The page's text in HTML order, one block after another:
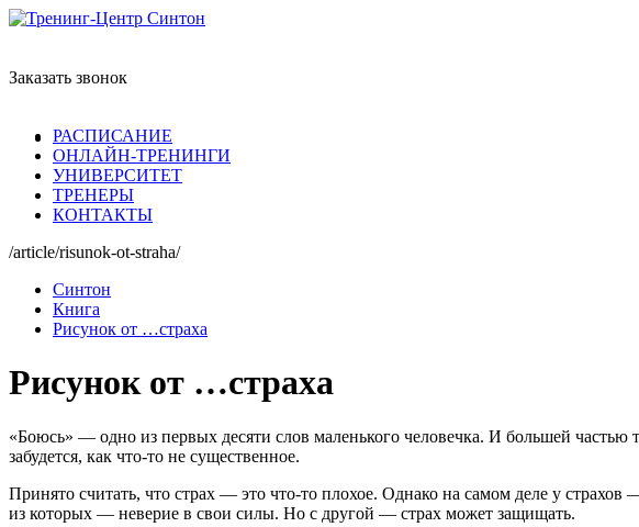
Заказать звонок
РАСПИСАНИЕ
ОНЛАЙН-ТРЕНИНГИ
УНИВЕРСИТЕТ
ТРЕНЕРЫ
КОНТАКТЫ
/article/risunok-ot-straha/
Синтон
Книга
Рисунок от …страха
Рисунок от …страха
«Боюсь» — одно из первых десяти слов маленького человечка. И большей частью
забудется, как что-то не существенное.
Принято считать, что страх — это что-то плохое. Однако на самом деле у
из которых — неверие в свои силы. Но с другой — страх может защищать.